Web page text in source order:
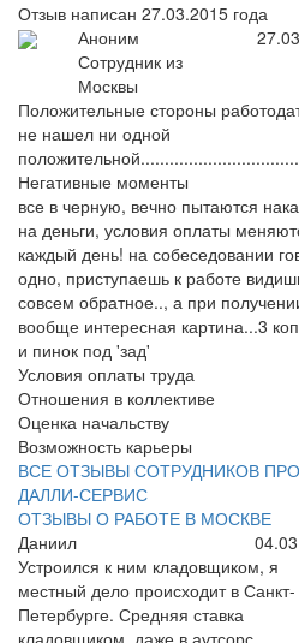
Отзыв написан 27.03.2015 года
Аноним
Сотрудник из
Москвы
Положительные стороны
не нашел ни одной
Негативные моменты
все в черную, вечно пытаются
на деньги, условия оплаты
каждый день! на собеседовании
одно, приступаешь к работе
совсем обратное.., а при
вообще интересная картина...3
и пинок под 'зад'
Условия оплаты труда
Отношения в коллективе
Оценка начальству
Возможность карьеры
ВСЕ ОТЗЫВЫ СОТРУДНИКОВ ПРО
ДАЛЛИ-СЕРВИС
ОТЗЫВЫ О РАБОТЕ В МОСКВЕ
Даниил
Устроился к ним кладовщиком, я
местный дело происходит в Санкт-
Петербурге. Средняя ставка
кладовщиком, даже в аутсорс